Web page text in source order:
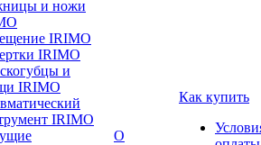
и ножи
IRIMO
IRIMO
и
IRIMO
IRIMO
О
Как купить